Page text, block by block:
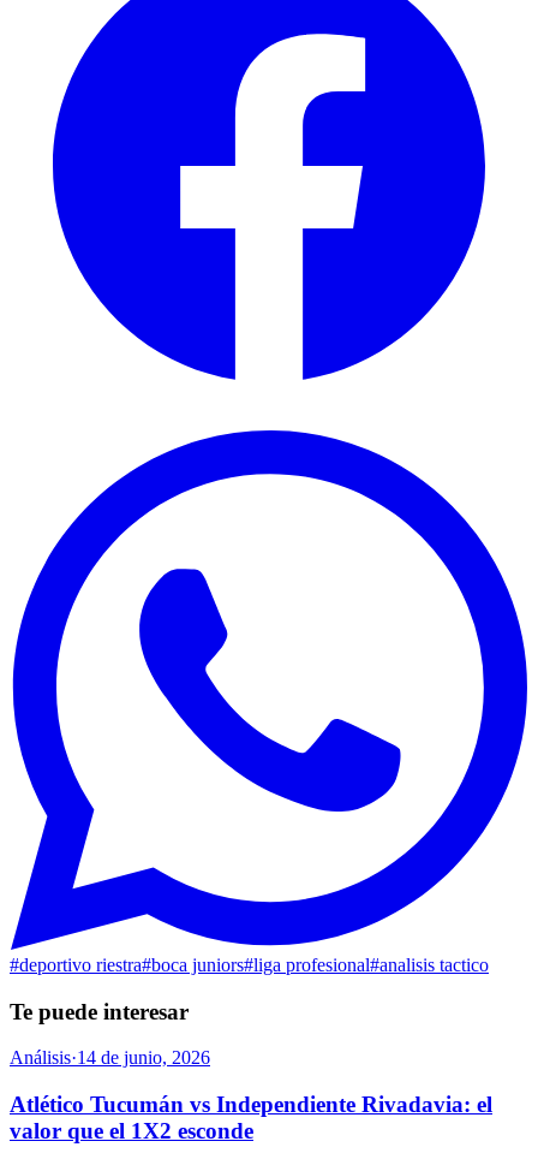
#deportivo riestra#boca juniors#liga profesional#analisis tactico
Te puede interesar
Análisis·14 de junio, 2026
Atlético Tucumán vs Independiente Rivadavia: el
valor que el 1X2 esconde